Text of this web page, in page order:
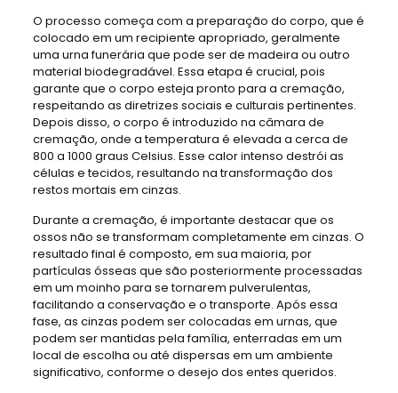
O processo começa com a preparação do corpo, que é
colocado em um recipiente apropriado, geralmente
uma urna funerária que pode ser de madeira ou outro
material biodegradável. Essa etapa é crucial, pois
garante que o corpo esteja pronto para a cremação,
respeitando as diretrizes sociais e culturais pertinentes.
Depois disso, o corpo é introduzido na câmara de
cremação, onde a temperatura é elevada a cerca de
800 a 1000 graus Celsius. Esse calor intenso destrói as
células e tecidos, resultando na transformação dos
restos mortais em cinzas.
Durante a cremação, é importante destacar que os
ossos não se transformam completamente em cinzas. O
resultado final é composto, em sua maioria, por
partículas ósseas que são posteriormente processadas
em um moinho para se tornarem pulverulentas,
facilitando a conservação e o transporte. Após essa
fase, as cinzas podem ser colocadas em urnas, que
podem ser mantidas pela família, enterradas em um
local de escolha ou até dispersas em um ambiente
significativo, conforme o desejo dos entes queridos.